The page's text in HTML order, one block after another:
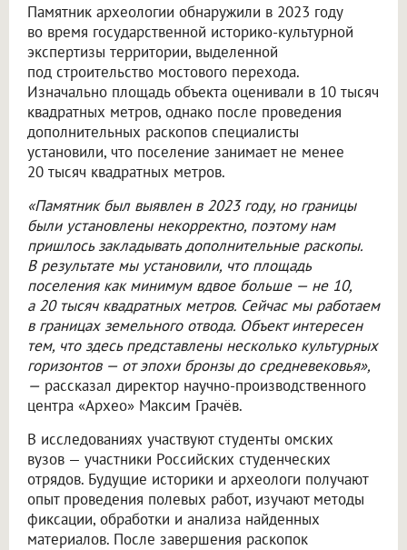
Памятник археологии обнаружили в 2023 году
во время государственной историко-культурной
экспертизы территории, выделенной
под строительство мостового перехода.
Изначально площадь объекта оценивали в 10 тысяч
квадратных метров, однако после проведения
дополнительных раскопов специалисты
установили, что поселение занимает не менее
20 тысяч квадратных метров.
«Памятник был выявлен в 2023 году, но границы
были установлены некорректно, поэтому нам
пришлось закладывать дополнительные раскопы.
В результате мы установили, что площадь
поселения как минимум вдвое больше — не 10,
а 20 тысяч квадратных метров. Сейчас мы работаем
в границах земельного отвода. Объект интересен
тем, что здесь представлены несколько культурных
горизонтов — от эпохи бронзы до средневековья»,
— рассказал директор научно-производственного
центра «Архео» Максим Грачёв.
В исследованиях участвуют студенты омских
вузов — участники Российских студенческих
отрядов. Будущие историки и археологи получают
опыт проведения полевых работ, изучают методы
фиксации, обработки и анализа найденных
материалов. После завершения раскопок